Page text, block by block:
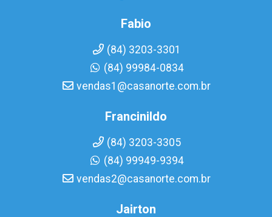
Fabio
(84) 3203-3301
(84) 99984-0834
vendas1@casanorte.com.br
Francinildo
(84) 3203-3305
(84) 99949-9394
vendas2@casanorte.com.br
Jairton